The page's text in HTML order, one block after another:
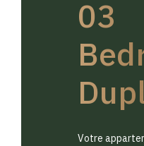
03
Votre